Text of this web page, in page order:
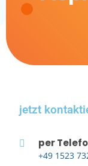
jetzt
per
+49 1523